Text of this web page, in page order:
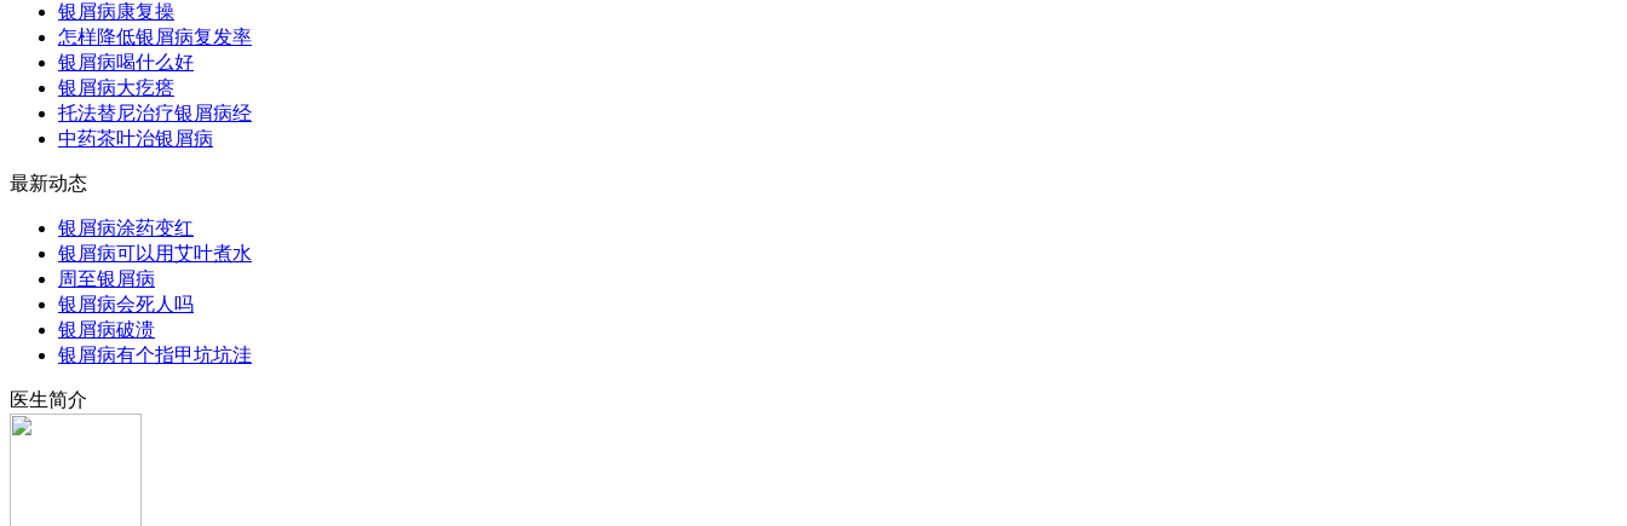
银屑病康复操
怎样降低银屑病复发率
银屑病喝什么好
银屑病大疙瘩
托法替尼治疗银屑病经
中药茶叶治银屑病
最新动态
银屑病涂药变红
银屑病可以用艾叶煮水
周至银屑病
银屑病会死人吗
银屑病破溃
银屑病有个指甲坑坑洼
医生简介